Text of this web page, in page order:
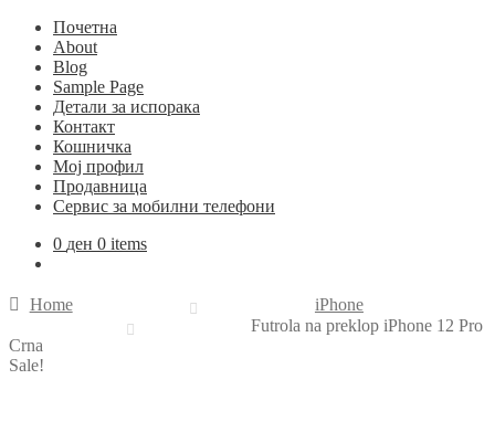
Почетна
About
Blog
Sample Page
Детали за испорака
Контакт
Кошничка
Мој профил
Продавница
Сервис за мобилни телефони
0 ден 0 items
Home
iPhone
Futrola na preklop iPhone 12 Pro
Crna
Sale!